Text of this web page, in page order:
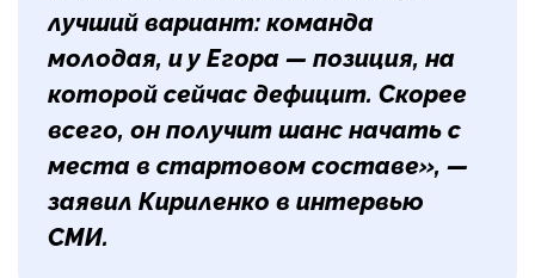
лучший вариант: команда
молодая, и у Егора — позиция, на
которой сейчас дефицит. Скорее
всего, он получит шанс начать с
места в стартовом составе», —
заявил Кириленко в интервью
СМИ.